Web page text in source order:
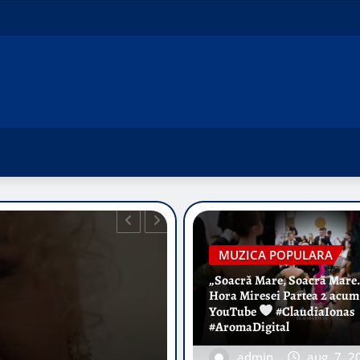
MUZICA POPULARA
„Soacră Mare, Soacră
Hora Miresei Partea 2
YouTube
#ClaudiaIonas
#AromaDigital
admin aug. 7,